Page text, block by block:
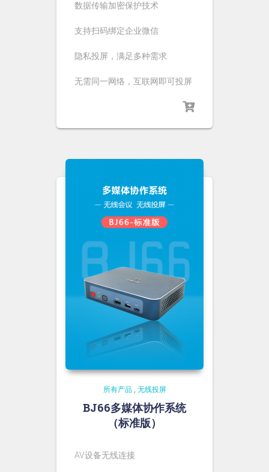
数据传输加密保护技术
支持扫码绑定企业微信
隐私投屏，满足多种需求
无需同一网络，互联网即可投屏
所有产品, 无线投屏
BJ66多媒体协作系统
（标准版）
AV设备无线连接